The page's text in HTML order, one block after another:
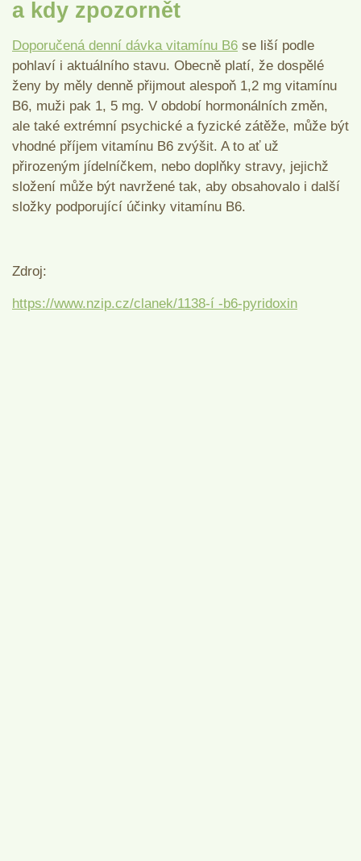
a kdy zpozornět
Doporučená denní dávka vitamínu B6 se liší podle
pohlaví i aktuálního stavu. Obecně platí, že dospělé
ženy by měly denně přijmout alespoň 1,2 mg vitamínu
B6, muži pak 1, 5 mg. V období hormonálních změn,
ale také extrémní psychické a fyzické zátěže, může být
vhodné příjem vitamínu B6 zvýšit. A to ať už
přirozeným jídelníčkem, nebo doplňky stravy, jejichž
složení může být navržené tak, aby obsahovalo i další
složky podporující účinky vitamínu B6.
Zdroj:
https://www.nzip.cz/clanek/1138-í -b6-pyridoxin